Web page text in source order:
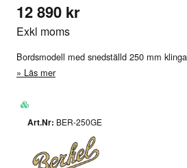
12 890 kr
Exkl moms
Bordsmodell med snedställd 250 mm klinga
Läs mer
BER-250GE